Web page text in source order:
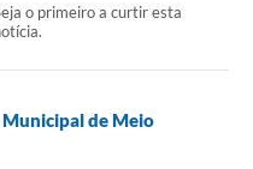
o primeiro a curtir esta
de Meio